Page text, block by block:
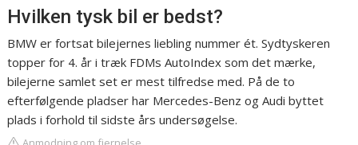
Hvilken tysk bil er bedst?
BMW er fortsat bilejernes liebling nummer ét. Sydtyskeren
topper for 4. år i træk FDMs AutoIndex som det mærke,
bilejerne samlet set er mest tilfredse med. På de to
efterfølgende pladser har Mercedes-Benz og Audi byttet
plads i forhold til sidste års undersøgelse.